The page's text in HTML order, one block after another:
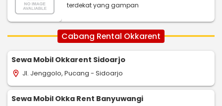
terdekat yang gampan
Cabang Rental Okkarent
Sewa Mobil Okkarent Sidoarjo
location_on Jl. Jenggolo, Pucang - Sidoarjo
Sewa Mobil Okka Rent Banyuwangi